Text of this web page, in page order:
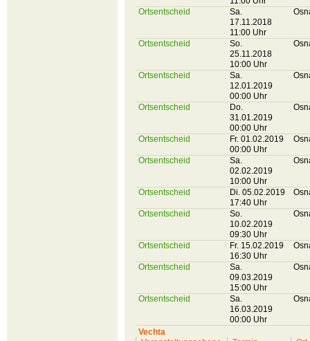
Ortsentscheid
Sa.
17.11.2018
11:00 Uhr
Ortsentscheid
So.
25.11.2018
10:00 Uhr
Ortsentscheid
Sa.
12.01.2019
00:00 Uhr
Ortsentscheid
Do.
31.01.2019
00:00 Uhr
Ortsentscheid
Fr. 01.02.2019
00:00 Uhr
Ortsentscheid
Sa.
02.02.2019
10:00 Uhr
Ortsentscheid
Di. 05.02.2019
17:40 Uhr
Ortsentscheid
So.
10.02.2019
09:30 Uhr
Ortsentscheid
Fr. 15.02.2019
16:30 Uhr
Ortsentscheid
Sa.
09.03.2019
15:00 Uhr
Ortsentscheid
Sa.
16.03.2019
00:00 Uhr
Vechta